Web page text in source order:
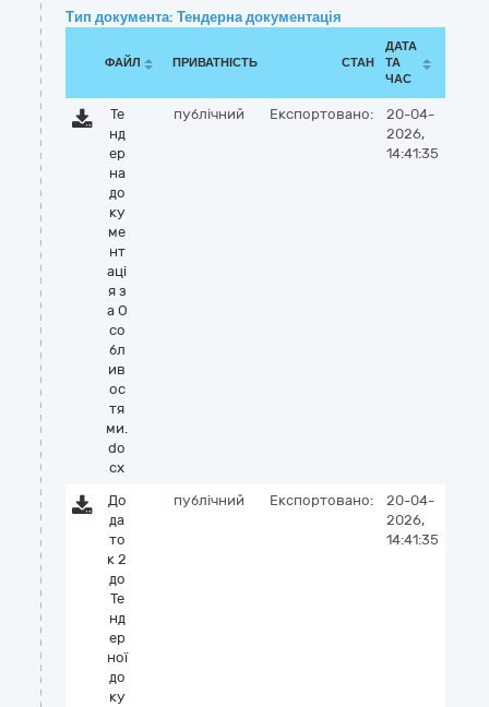
Тип документа: Тендерна документація
ФАЙЛ ПРИВАТНІСТЬ СТАН
ДАТА
ТА
ЧАС
Те
нд
ер
на
до
ку
ме
нт
аці
я з
а О
со
бл
ив
ос
тя
ми.
do
cx
публічний Експортовано:
20-04-
2026,
14:41:35
До
да
то
к 2
до
Те
нд
ер
ної
до
ку
публічний Експортовано:
20-04-
2026,
14:41:35